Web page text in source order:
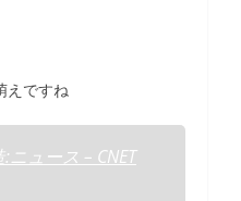
えですね
ュース – CNET